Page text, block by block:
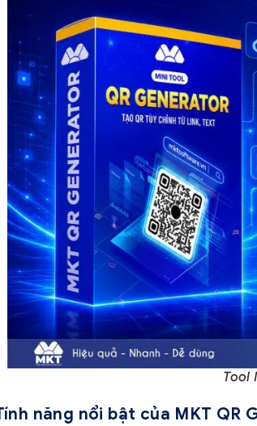
Tool
năng nổi bật của MKT QR